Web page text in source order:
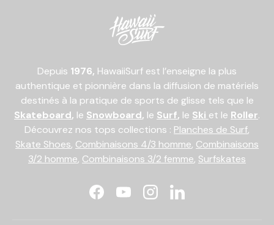
Depuis 1976, HawaiiSurf est l’enseigne la plus
authentique et pionnière dans la diffusion de matériels
destinés à la pratique de sports de glisse tels que le
Skateboard, le Snowboard, le Surf, le Ski et le Roller.
Découvrez nos tops collections : Planches de Surf,
Skate Shoes, Combinaisons 4/3 homme, Combinaisons
3/2 homme, Combinaisons 3/2 femme, Surfskates
FacebookYouTubeInstagramLinkedIn